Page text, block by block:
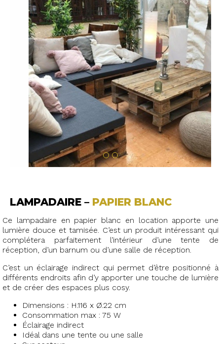
LAMPADAIRE – PAPIER BLANC
Ce lampadaire en papier blanc en location apporte une
lumière douce et tamisée. C’est un produit intéressant qui
complétera parfaitement l’intérieur d’une tente de
réception, d’un barnum ou d’une salle de réception.
C’est un éclairage indirect qui permet d’être positionné à
différents endroits afin d’y apporter une touche de lumière
et de créer des espaces plus cosy.
Dimensions : H.116 x Ø.22 cm
Consommation max : 75 W
Éclairage indirect
Idéal dans une tente ou une salle